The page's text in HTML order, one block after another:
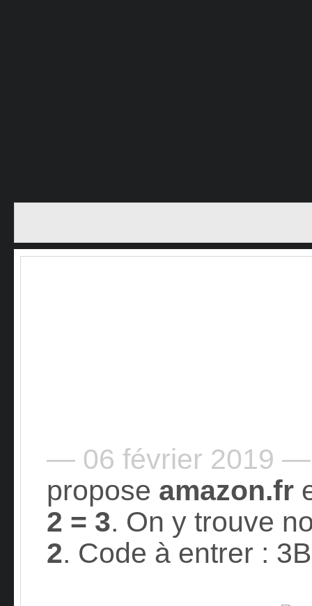
— 06 février 2019 —
propose amazon.fr
2 = 3. On y trouve
2. Code à entrer :